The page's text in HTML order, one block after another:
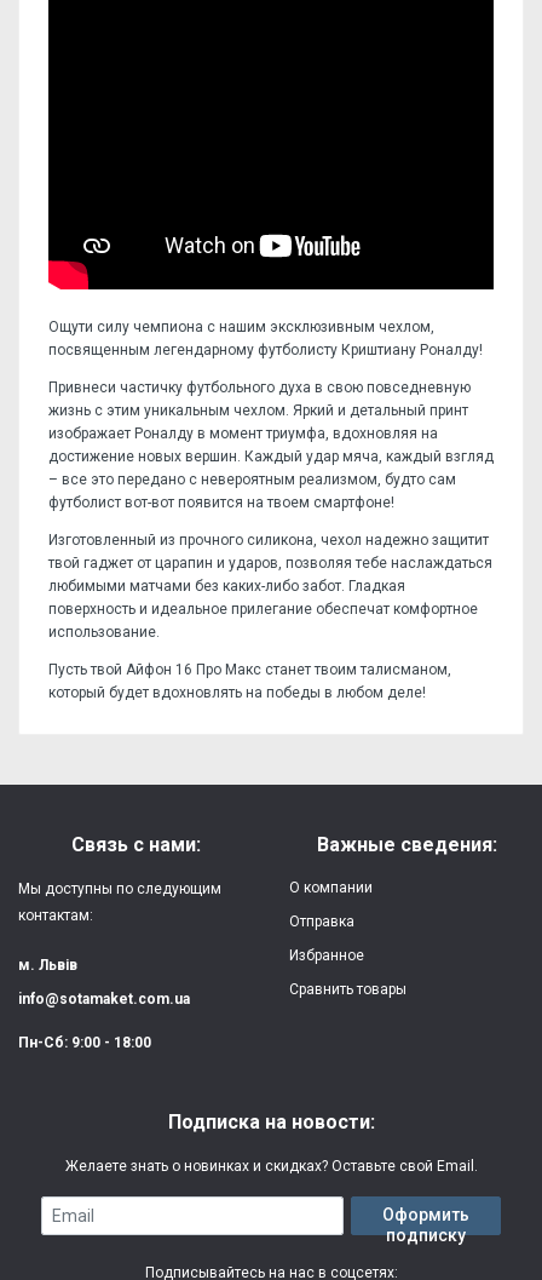
Ощути силу чемпиона с нашим эксклюзивным чехлом,
посвященным легендарному футболисту Криштиану Роналду!
Привнеси частичку футбольного духа в свою повседневную
жизнь с этим уникальным чехлом. Яркий и детальный принт
изображает Роналду в момент триумфа, вдохновляя на
достижение новых вершин. Каждый удар мяча, каждый взгляд
– все это передано с невероятным реализмом, будто сам
футболист вот-вот появится на твоем смартфоне!
Изготовленный из прочного силикона, чехол надежно защитит
твой гаджет от царапин и ударов, позволяя тебе наслаждаться
любимыми матчами без каких-либо забот. Гладкая
поверхность и идеальное прилегание обеспечат комфортное
использование.
Пусть твой Айфон 16 Про Макс станет твоим талисманом,
который будет вдохновлять на победы в любом деле!
Защита:
от ударов,
Качество:
яркая, четкая
Особенности:
(влагостойкая, гибкая)
Гарантия: 3 месяца
Напишите отзыв или мнение
Связь с нами:
Мы доступны по следующим
контактам:
м. Львів
info@sotamaket.com.ua
Пн-Сб: 9:00 - 18:00
Важные сведения:
О компании
Отправка
Избранное
Сравнить товары
Подписка на новости:
Желаете знать о новинках и скидках? Оставьте свой Email.
Email
Оформить
подписку
Подписывайтесь на нас в соцсетях: